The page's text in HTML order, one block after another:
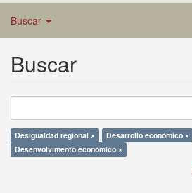
Buscar
Buscar
Desigualdad regional × Desarrollo económico ×
Desenvolvimento económico ×